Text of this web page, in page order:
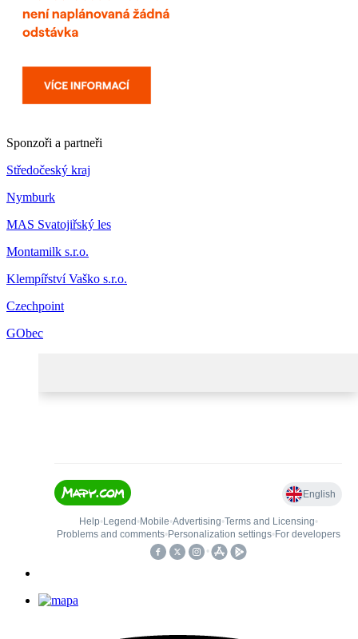
Sponzoři a partneři
Středočeský kraj
Nymburk
MAS Svatojiřský les
Montamilk s.r.o.
Klempířství Vaško s.r.o.
Czechpoint
GObec